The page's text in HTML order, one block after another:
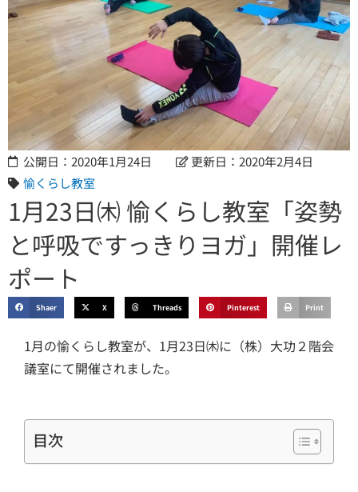
公開日：2020年1月24日
更新日：2020年2月4日
愉くらし教室
1月23日㈭ 愉くらし教室「姿勢
と呼吸ですっきりヨガ」開催レ
ポート
Shaer X Threads Pinterest Print
1月の愉くらし教室が、1月23日㈭に（株）大功２階会
議室にて開催されました。
目次